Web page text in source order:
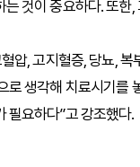
는 것이 중요하다. 또
압, 고지혈증, 당뇨,
로 생각해 치료시기를
필요하다”고 강조했다.